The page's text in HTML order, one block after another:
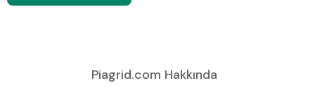
Piagrid.com Hakkında